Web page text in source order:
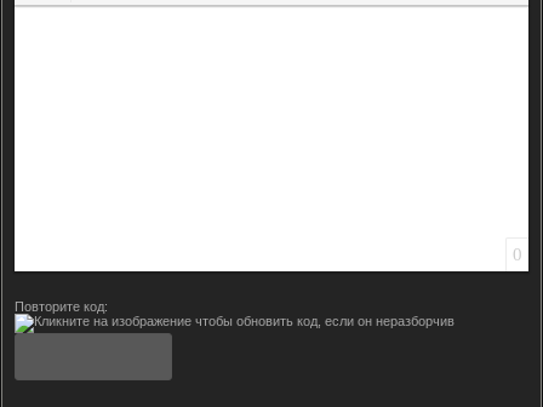
Вставить смайлик
Вставка скрытого текста
Вставка цитаты
Вставка спойлера
0
Повторите код: